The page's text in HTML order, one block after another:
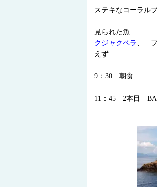
ステキなコーラル
見られた魚
クジャクベラ 、 フ
えず
9：30 朝食
11：45 2本目